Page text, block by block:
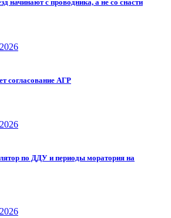
начинают с проводника, а не со снасти
согласование АГР
по ДДУ и периоды моратория на